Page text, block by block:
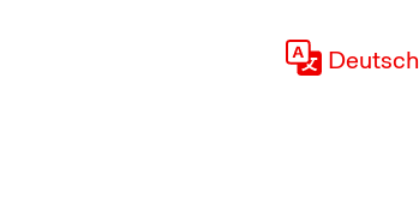
Deutsch